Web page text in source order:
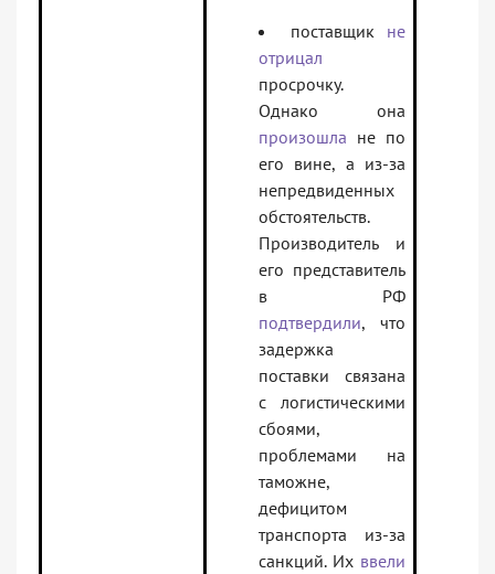
поставщик не
отрицал
просрочку.
Однако она
произошла не по
его вине, а из-за
непредвиденных
обстоятельств.
Производитель и
его представитель
в РФ
подтвердили, что
задержка
поставки связана
с логистическими
сбоями,
проблемами на
таможне,
дефицитом
транспорта из-за
санкций. Их ввели